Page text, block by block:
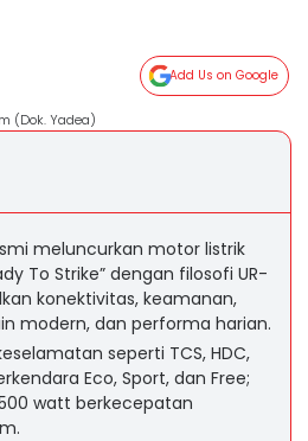
Add Us on Google
(Dok. Yadea)
meluncurkan motor listrik
To Strike” dengan filosofi UR-
konektivitas, keamanan,
modern, dan performa harian.
seperti TCS, HDC,
Eco, Sport, dan Free;
watt berkecepatan